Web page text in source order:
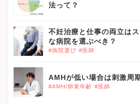
法って？
不妊治療と仕事の両立は
な病院を選ぶべき？
#病院選び #医師
AMHが低い場合は刺激周
#AMH/卵巣年齢 #医師